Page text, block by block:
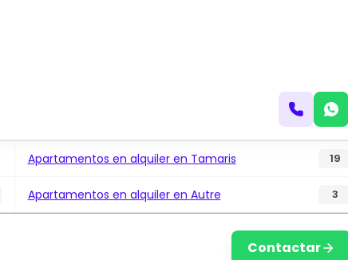
Apartamentos en alquiler en Tamaris 19
Apartamentos en alquiler en Autre 3
Contactar